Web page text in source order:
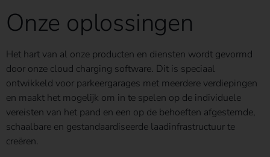
Onze oplossingen
Het hart van al onze producten en diensten wordt gevormd
door onze cloud charging software. Dit is speciaal
ontwikkeld voor parkeergarages met meerdere verdiepingen
en maakt het mogelijk om in te spelen op de individuele
vereisten van het pand en een op de behoeften afgestemde,
schaalbare en gestandaardiseerde laadinfrastructuur te
creëren.